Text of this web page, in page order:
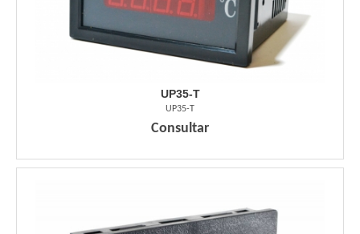
UP35-T
UP35-T
Consultar